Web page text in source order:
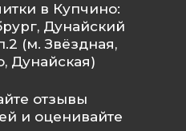
в Купчино:
Дунайский
(м. Звёздная,
Дунайская)